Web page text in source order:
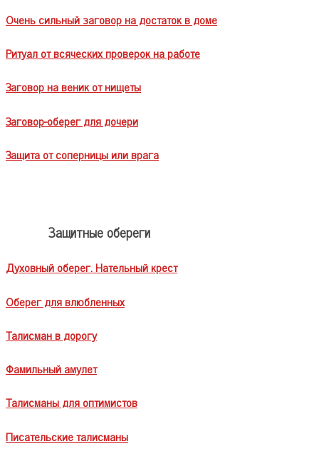
Очень сильный заговор на достаток в доме
Ритуал от всяческих проверок на работе
Заговор на веник от нищеты
Заговор-оберег для дочери
Защита от соперницы или врага
Защитные обереги
Духовный оберег. Нательный крест
Оберег для влюбленных
Талисман в дорогу
Фамильный амулет
Талисманы для оптимистов
Писательские талисманы